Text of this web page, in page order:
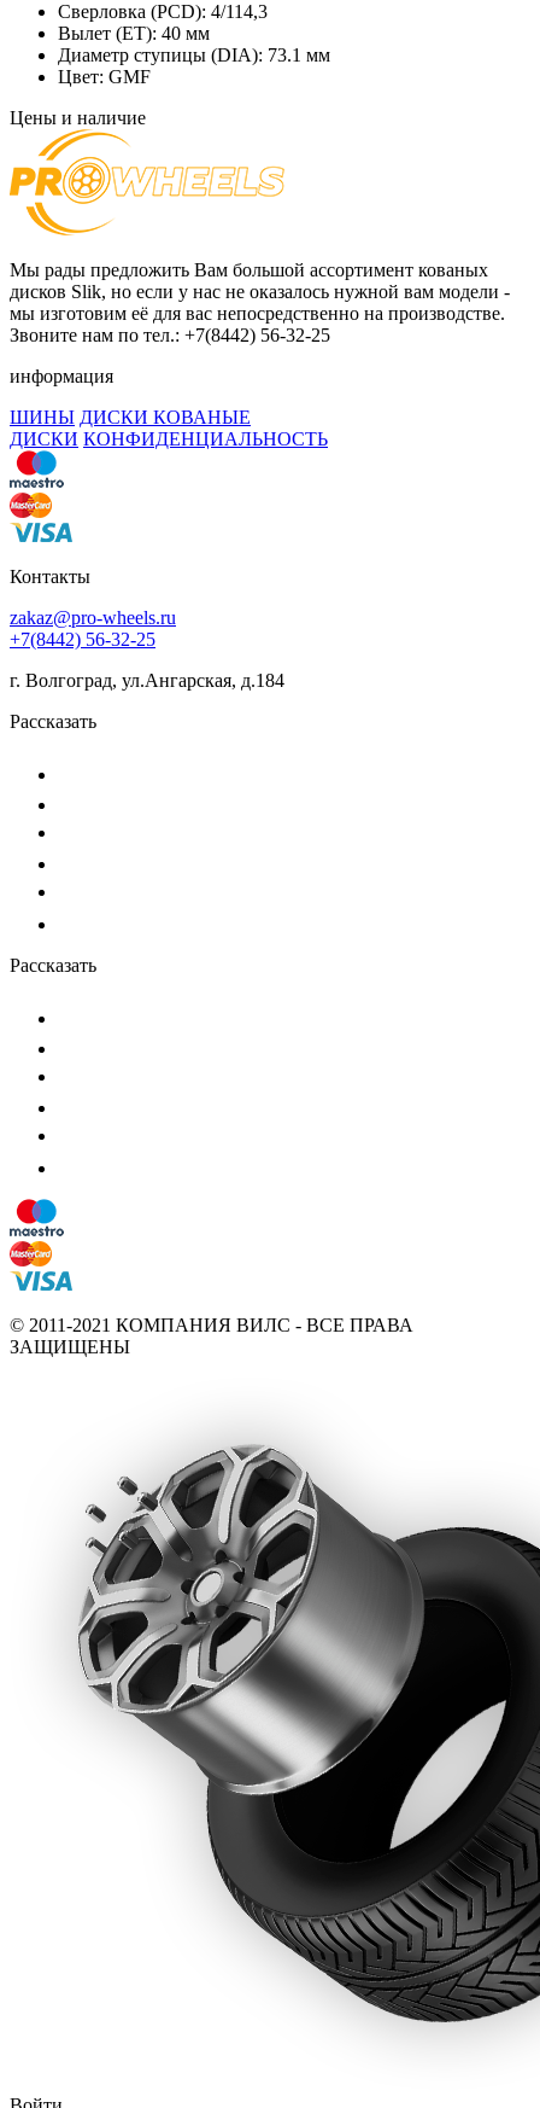
Сверловка (PCD): 4/114,3
Вылет (ET): 40 мм
Диаметр ступицы (DIA): 73.1 мм
Цвет: GMF
Цены и наличие
Мы рады предложить Вам большой ассортимент кованых
дисков Slik, но если у нас не оказалось нужной вам модели -
мы изготовим её для вас непосредственно на производстве.
Звоните нам по тел.: +7(8442) 56-32-25
информация
ШИНЫ ДИСКИ КОВАНЫЕ
ДИСКИ КОНФИДЕНЦИАЛЬНОСТЬ
Контакты
zakaz@pro-wheels.ru
+7(8442) 56-32-25
г. Волгоград, ул.Ангарская, д.184
Рассказать
Рассказать
© 2011-2021 КОМПАНИЯ ВИЛС - ВСЕ ПРАВА
ЗАЩИЩЕНЫ